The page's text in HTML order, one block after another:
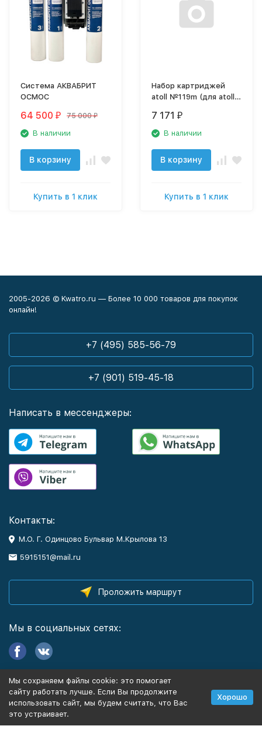
Система АКВАБРИТ
ОСМОС
64 500 ₽ 75 000 ₽
В наличии
В корзину
Купить в 1 клик
Набор картриджей
atoll №119m (для atoll
7 171 ₽
В наличии
В корзину
Купить в 1 клик
2005-2026 © Kwatro.ru — Более 10 000 товаров для покупок
онлайн!
+7 (495) 585-56-79
+7 (901) 519-45-18
Написать в мессенджеры:
Контакты:
М.О. Г. Одинцово Бульвар М.Крылова 13
5915151@mail.ru
Проложить маршрут
Мы в социальных сетях:
Информация
Политика персональных данных
Мы сохраняем файлы cookie: это помогает
сайту работать лучше. Если Вы продолжите
использовать сайт, мы будем считать, что Вас
это устраивает.
Хорошо